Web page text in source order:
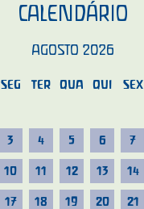
CALENDÁRIO
AGOSTO 2026
SEG TER QUA QUI SEX
3 4 5 6 7
10 11 12 13 14
17 18 19 20 21